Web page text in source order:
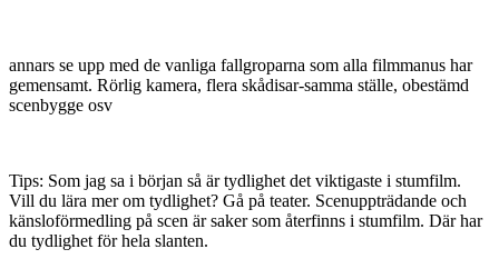
annars se upp med de vanliga fallgroparna som alla filmmanus har
gemensamt. Rörlig kamera, flera skådisar-samma ställe, obestämd
scenbygge osv
Tips: Som jag sa i början så är tydlighet det viktigaste i stumfilm.
Vill du lära mer om tydlighet? Gå på teater. Scenuppträdande och
känsloförmedling på scen är saker som återfinns i stumfilm. Där har
du tydlighet för hela slanten.